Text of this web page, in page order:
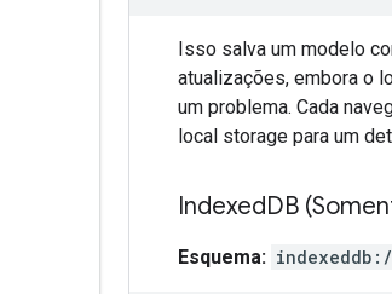
Isso salva um modelo
atualizações, embora o
um problema. Cada
local storage para um
IndexedDB
Esquema: